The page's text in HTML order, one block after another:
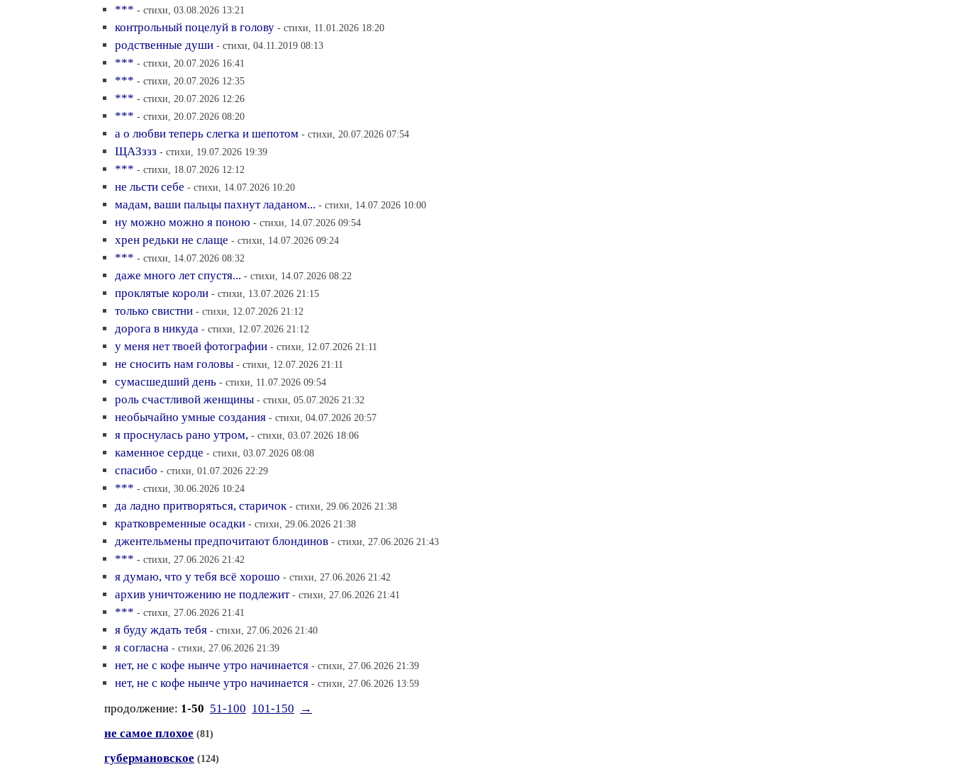
*** - стихи, 03.08.2026 13:21
контрольный поцелуй в голову - стихи, 11.01.2026 18:20
родственные души - стихи, 04.11.2019 08:13
*** - стихи, 20.07.2026 16:41
*** - стихи, 20.07.2026 12:35
*** - стихи, 20.07.2026 12:26
*** - стихи, 20.07.2026 08:20
а о любви теперь слегка и шепотом - стихи, 20.07.2026 07:54
ЩАЗззз - стихи, 19.07.2026 19:39
*** - стихи, 18.07.2026 12:12
не льсти себе - стихи, 14.07.2026 10:20
мадам, ваши пальцы пахнут ладаном... - стихи, 14.07.2026 10:00
ну можно можно я поною - стихи, 14.07.2026 09:54
хрен редьки не слаще - стихи, 14.07.2026 09:24
*** - стихи, 14.07.2026 08:32
даже много лет спустя... - стихи, 14.07.2026 08:22
проклятые короли - стихи, 13.07.2026 21:15
только свистни - стихи, 12.07.2026 21:12
дорога в никуда - стихи, 12.07.2026 21:12
у меня нет твоей фотографии - стихи, 12.07.2026 21:11
не сносить нам головы - стихи, 12.07.2026 21:11
сумасшедший день - стихи, 11.07.2026 09:54
роль счастливой женщины - стихи, 05.07.2026 21:32
необычайно умные создания - стихи, 04.07.2026 20:57
я проснулась рано утром, - стихи, 03.07.2026 18:06
каменное сердце - стихи, 03.07.2026 08:08
спасибо - стихи, 01.07.2026 22:29
*** - стихи, 30.06.2026 10:24
да ладно притворяться, старичок - стихи, 29.06.2026 21:38
кратковременные осадки - стихи, 29.06.2026 21:38
джентельмены предпочитают блондинов - стихи, 27.06.2026 21:43
*** - стихи, 27.06.2026 21:42
я думаю, что у тебя всё хорошо - стихи, 27.06.2026 21:42
архив уничтожению не подлежит - стихи, 27.06.2026 21:41
*** - стихи, 27.06.2026 21:41
я буду ждать тебя - стихи, 27.06.2026 21:40
я согласна - стихи, 27.06.2026 21:39
нет, не с кофе нынче утро начинается - стихи, 27.06.2026 21:39
нет, не с кофе нынче утро начинается - стихи, 27.06.2026 13:59
продолжение: 1-50 51-100 101-150
→
не самое плохое (81)
губермановское (124)